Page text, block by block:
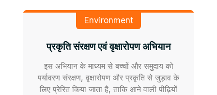
Environment
प्रकृति संरक्षण एवं वृक्षारोपण अभियान
इस अभियान के माध्यम से बच्चों और समुदाय को
पर्यावरण संरक्षण, वृक्षारोपण और प्रकृति से जुड़ाव के
लिए प्रेरित किया जाता है, ताकि आने वाली पीढ़ियों